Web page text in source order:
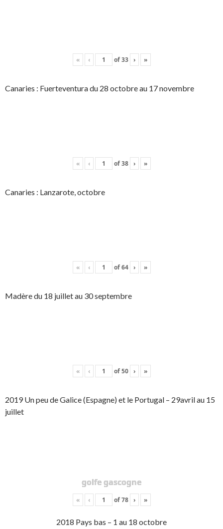
« ‹ of33 › »
Canaries : Fuerteventura du 28 octobre au 17 novembre
« ‹ of38 › »
Canaries : Lanzarote, octobre
« ‹ of64 › »
Madère du 18 juillet au 30 septembre
« ‹ of50 › »
2019 Un peu de Galice (Espagne) et le Portugal – 29avril au 15
juillet
golfe gascogne
« ‹ of78 › »
2018 Pays bas – 1 au 18 octobre